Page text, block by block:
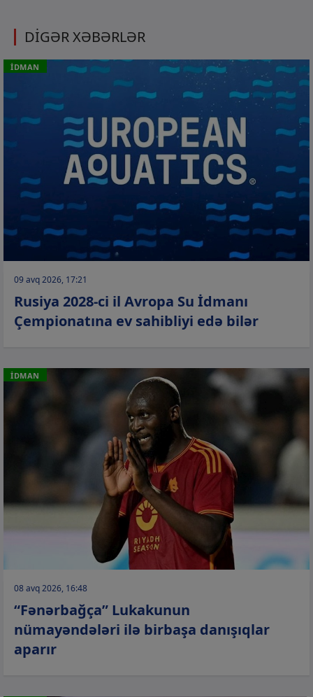
DİGƏR XƏBƏRLƏR
İDMAN
09 avq 2026, 17:21
Rusiya 2028-ci il Avropa Su İdmanı
Çempionatına ev sahibliyi edə bilər
İDMAN
08 avq 2026, 16:48
“Fənərbağça” Lukakunun
nümayəndələri ilə birbaşa danışıqlar
aparır